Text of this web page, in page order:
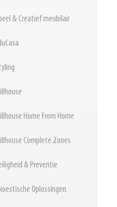
& Creatief meubilair
Home From Home
Complete Zones
& Preventie
Oplossingen